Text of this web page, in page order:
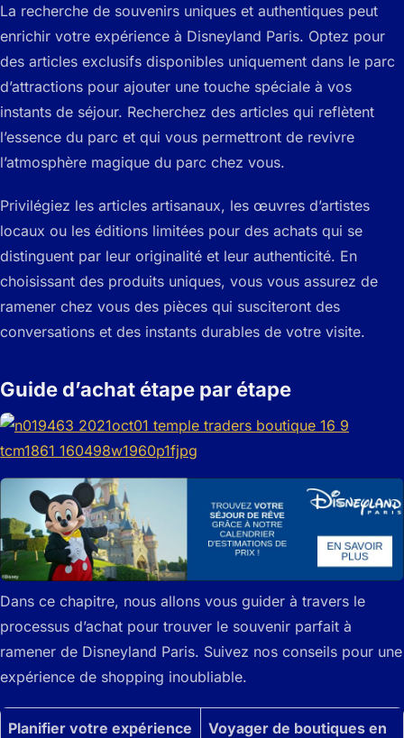
La recherche de souvenirs uniques et authentiques peut
enrichir votre expérience à Disneyland Paris. Optez pour
des articles exclusifs disponibles uniquement dans le parc
d’attractions pour ajouter une touche spéciale à vos
instants de séjour. Recherchez des articles qui reflètent
l’essence du parc et qui vous permettront de revivre
l’atmosphère magique du parc chez vous.
Privilégiez les articles artisanaux, les œuvres d’artistes
locaux ou les éditions limitées pour des achats qui se
distinguent par leur originalité et leur authenticité. En
choisissant des produits uniques, vous vous assurez de
ramener chez vous des pièces qui susciteront des
conversations et des instants durables de votre visite.
Guide d’achat étape par étape
Dans ce chapitre, nous allons vous guider à travers le
processus d’achat pour trouver le souvenir parfait à
ramener de Disneyland Paris. Suivez nos conseils pour une
expérience de shopping inoubliable.
Planifier votre expérience
Voyager de boutiques en